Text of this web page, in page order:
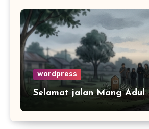
wordpress
Selamat jalan Mang Adul